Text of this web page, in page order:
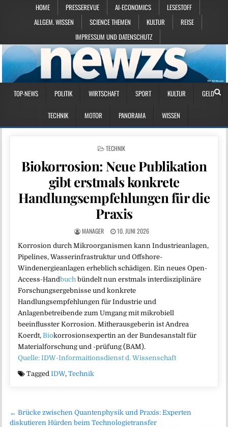
HOME PRESSEREVUE AI-ECONOMICS
LESESTOFF
ALLGEM. WISSEN
SCIENCE THEMEN KULTUR
REISE
IMPRESSUM UND DATENSCHUTZ
TOP-NEWS POLITIK WIRTSCHAFT SPORT KULTUR GELD
TECHNIK MOTOR PANORAMA WISSEN
POSTED IN
TECHNIK
Biokorrosion: Neue Publikation
gibt erstmals konkrete
Handlungsempfehlungen für die
Praxis
MANAGER 10. JUNI 2026
Korrosion durch Mikroorganismen kann Industrieanlagen,
Pipelines, Wasserinfrastruktur und Offshore-
Windenergieanlagen erheblich schädigen. Ein neues Open-
Access-Handbuch bündelt nun erstmals interdisziplinäre
Forschungsergebnisse und konkrete
Handlungsempfehlungen für Industrie und
Anlagenbetreibende zum Umgang mit mikrobiell
beeinflusster Korrosion. Mitherausgeberin ist Andrea
Koerdt,Biokorrosionsexpertin an der Bundesanstalt für
Materialforschung und -prüfung (BAM).
Quelle: IDW-Informaitionsdienst d. Wissenschaft
TaggedIDW,Technik
Beitragsnavigation
← Brücke zwischen Quantenphysik und Praxis: Experten
diskutieren Hürden beim Technologietransfer